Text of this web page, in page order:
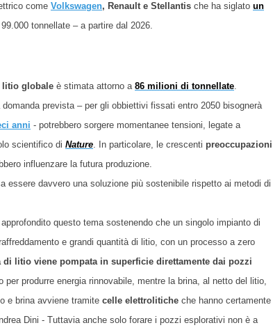
come Volkswagen, Renault e Stellantis che ha siglato un
tonnellate – a partire dal 2026.
litio globale è stimata attorno a 86 milioni di tonnellate.
prevista – per gli obbiettivi fissati entro 2050 bisognerà
anni - potrebbero sorgere momentanee tensioni, legate a
scientifico di Nature. In particolare, le crescenti preoccupazioni
influenzare la futura produzione.
essere davvero una soluzione più sostenibile rispetto ai metodi di
questo tema sostenendo che un singolo impianto di
e grandi quantità di litio, con un processo a zero
di litio viene pompata in superficie direttamente dai pozzi
produrre energia rinnovabile, mentre la brina, al netto del litio,
e brina avviene tramite celle elettrolitiche che hanno certamente
Dini - Tuttavia anche solo forare i pozzi esplorativi non è a